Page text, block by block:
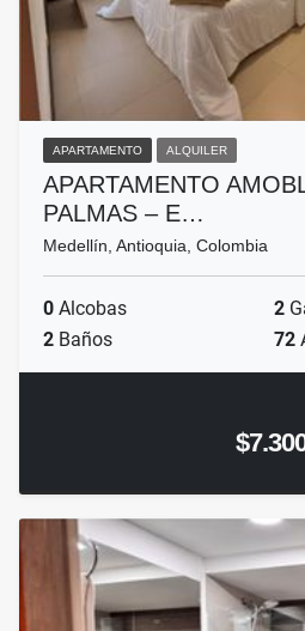
APARTAMENTO ALQUILER
APARTAMENTO
PALMAS – E…
Medellín, Antioquia, Colombia
0 Alcobas 2
2 Baños 72